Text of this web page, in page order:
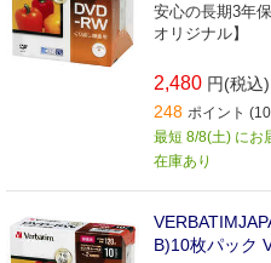
安心の長期3年
オリジナル】
2,480 円(税込)
248 ポイント
最短 8/8(土) にお
在庫あり
B)10枚パック